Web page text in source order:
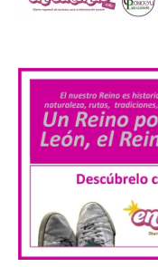
6 Ago 2026
la celebración de
informaciones
medios de
Eclipse Festival en